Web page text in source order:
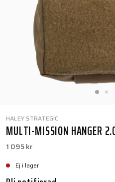
HALEY STRATEGIC
MULTI-MISSION HANGER
1 095 kr
Ej i lager